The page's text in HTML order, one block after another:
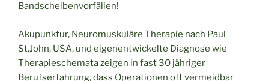
Bandscheibenvorfällen!
Akupunktur, Neuromuskuläre Therapie nach Paul
St.John, USA, und eigenentwickelte Diagnose wie
Therapieschemata zeigen in fast 30 jähriger
Berufserfahrung, dass Operationen oft vermeidbar